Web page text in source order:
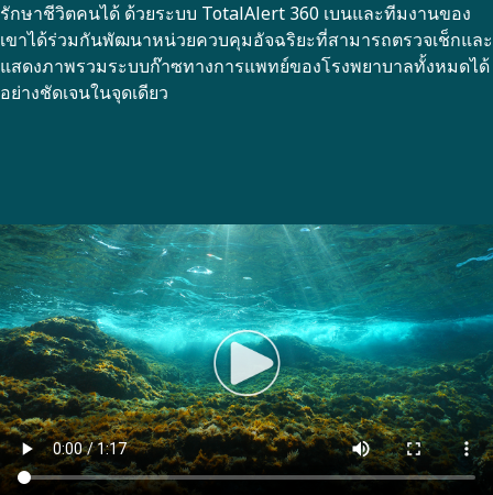
รักษาชีวิตคนได้ ด้วยระบบ TotalAlert 360 เบนและทีมงานของ
เขาได้ร่วมกันพัฒนาหน่วยควบคุมอัจฉริยะที่สามารถตรวจเช็กและ
แสดงภาพรวมระบบก๊าซทางการแพทย์ของโรงพยาบาลทั้งหมดได้
อย่างชัดเจนในจุดเดียว